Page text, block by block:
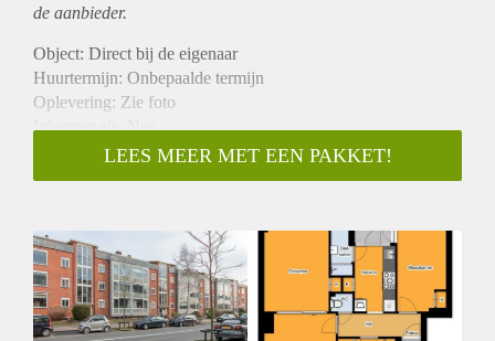
de aanbieder.
Object: Direct bij de eigenaar
Huurtermijn: Onbepaalde termijn
Oplevering: Zie foto
Inkomen eis: Nee
Garantiestelling mogelijk: Nee
Borg: 1 Maand
Huisdieren toegestaan: Afhankelijk van de Eigenaar
Huurtoeslag grens: Ja
Geschikt voor studenten: Afhankelijk van de Eigenaar
LEES MEER MET EEN PAKKET!